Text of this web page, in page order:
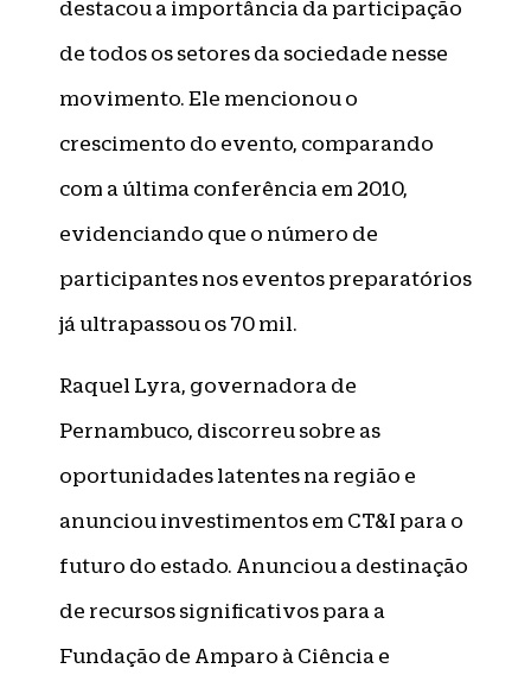
destacou a importância da participação
de todos os setores da sociedade nesse
movimento. Ele mencionou o
crescimento do evento, comparando
com a última conferência em 2010,
evidenciando que o número de
participantes nos eventos preparatórios
já ultrapassou os 70 mil.
Raquel Lyra, governadora de
Pernambuco, discorreu sobre as
oportunidades latentes na região e
anunciou investimentos em CT&I para o
futuro do estado. Anunciou a destinação
de recursos significativos para a
Fundação de Amparo à Ciência e